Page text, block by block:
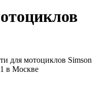
для мотоциклов Simson
в Москве